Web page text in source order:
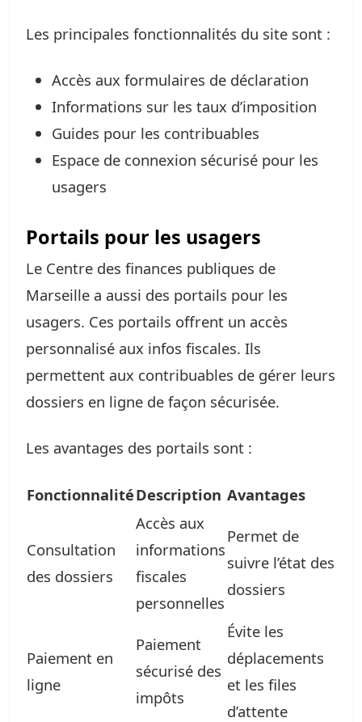
Les principales fonctionnalités du site sont :
Accès aux formulaires de déclaration
Informations sur les taux d’imposition
Guides pour les contribuables
Espace de connexion sécurisé pour les
usagers
Portails pour les usagers
Le Centre des finances publiques de
Marseille a aussi des portails pour les
usagers. Ces portails offrent un accès
personnalisé aux infos fiscales. Ils
permettent aux contribuables de gérer leurs
dossiers en ligne de façon sécurisée.
Les avantages des portails sont :
FonctionnalitéDescription Avantages
Consultation
des dossiers
Accès aux
informations
fiscales
personnelles
Permet de
suivre l’état des
dossiers
Paiement en
ligne
Paiement
sécurisé des
impôts
Évite les
déplacements
et les files
d’attente